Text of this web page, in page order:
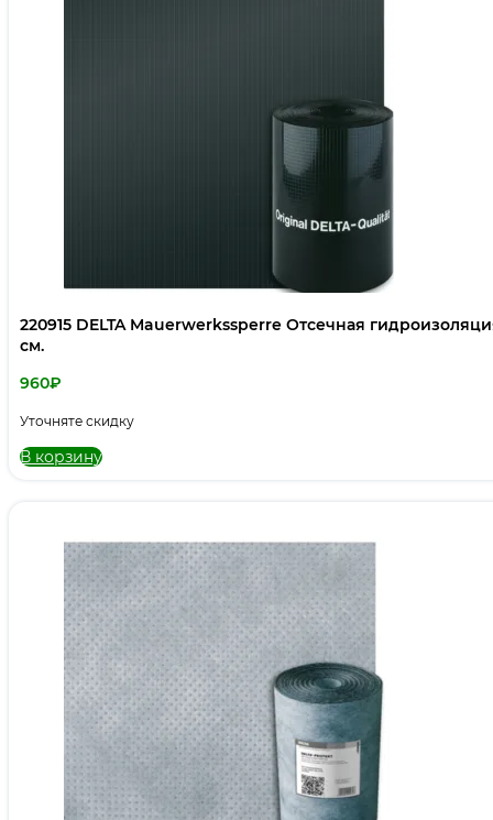
220915 DELTA Mauerwerkssperre Отсечная
см.
960₽
Уточняте скидку
В корзину